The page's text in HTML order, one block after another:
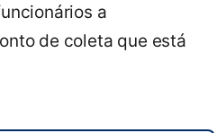
a
de coleta que está